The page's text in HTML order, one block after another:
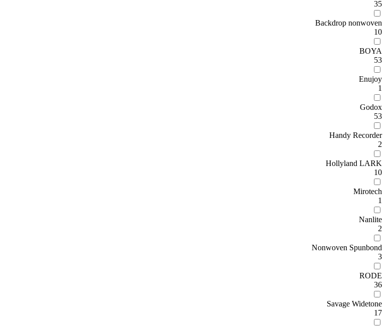
35
Backdrop nonwoven
10
BOYA
53
Enujoy
1
Godox
53
Handy Recorder
2
Hollyland LARK
10
Mirotech
1
Nanlite
2
Nonwoven Spunbond
3
RODE
36
Savage Widetone
17